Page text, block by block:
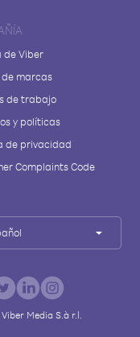
de Viber
marcas
de trabajo
y políticas
de privacidad
Complaints Code
Media S.à r.l.